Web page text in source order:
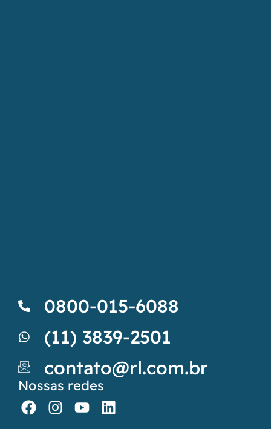
0800-015-6088
(11) 3839-2501
contato@rl.com.br
Nossas redes